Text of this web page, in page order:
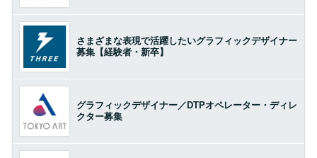
さまざまな表現で活躍したいグラフィックデザイナー
募集【経験者・新卒】
グラフィックデザイナー／DTPオペレーター・ディレ
クター募集